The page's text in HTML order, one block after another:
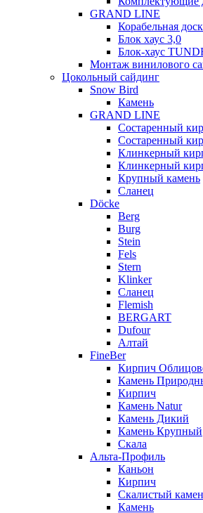
GRAND LINE
Корабельная
Блок хаус 3,0
Блок-хаус
Монтаж винилового
Цокольный сайдинг
Snow Bird
Камень
GRAND LINE
Состаренный
Состаренный
Клинкерный
Клинкерный
Крупный камень
Сланец
Döcke
Berg
Burg
Stein
Fels
Stern
Klinker
Сланец
Flemish
BERGART
Dufour
Алтай
FineBer
Кирпич
Камень
Кирпич
Камень Natur
Камень Дикий
Камень Крупный
Скала
Альта-Профиль
Каньон
Кирпич
Скалистый
Камень